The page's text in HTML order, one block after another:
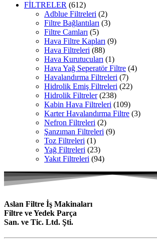
FİLTRELER (612)
Adblue Filtreleri (2)
Filtre Bağlantıları (3)
Filtre Camları (5)
Hava Filtre Kapları (9)
Hava Filtreleri (88)
Hava Kurutucuları (1)
Hava Yağ Seperatör Filtre (4)
Havalandırma Filtreleri (7)
Hidrolik Emiş Filtreleri (22)
Hidrolik Filtreler (238)
Kabin Hava Filtreleri (109)
Karter Havalandırma Filtre (3)
Nefron Filtreleri (2)
Şanzıman Filtreleri (9)
Toz Filtreleri (1)
Yağ Filtreleri (23)
Yakıt Filtreleri (94)
Aslan Filtre İş Makinaları
Filtre ve Yedek Parça
San. ve Tic. Ltd. Şti.